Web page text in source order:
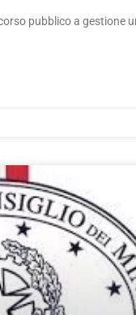
pubblico a gestione